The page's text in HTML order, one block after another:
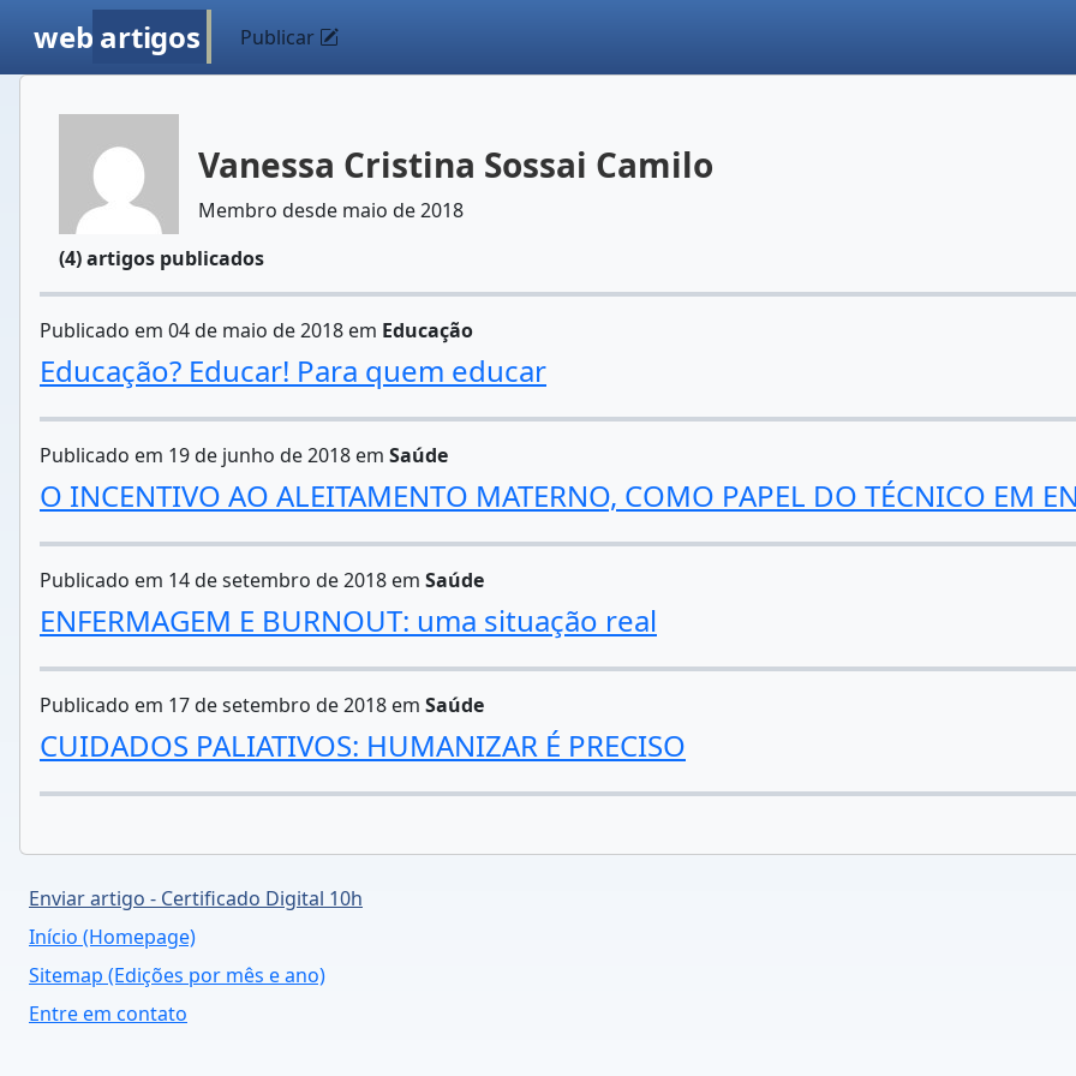
web artigos Publicar
Vanessa Cristina Sossai Camilo
Membro desde maio de 2018
(4) artigos publicados
Publicado em 04 de maio de 2018 em Educação
Educação? Educar! Para quem educar
Publicado em 19 de junho de 2018 em Saúde
O INCENTIVO AO ALEITAMENTO MATERNO, COMO PAPEL DO TÉCNICO EM
Publicado em 14 de setembro de 2018 em Saúde
ENFERMAGEM E BURNOUT: uma situação real
Publicado em 17 de setembro de 2018 em Saúde
CUIDADOS PALIATIVOS: HUMANIZAR É PRECISO
Enviar artigo - Certificado Digital 10h
Início (Homepage)
Sitemap (Edições por mês e ano)
Entre em contato